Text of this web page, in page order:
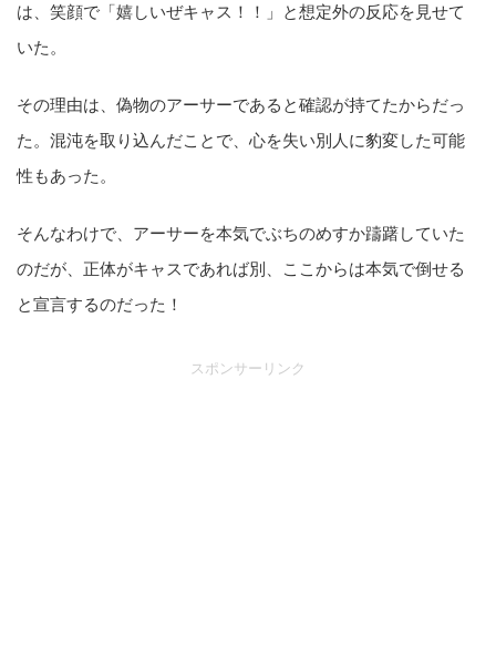
は、笑顔で「嬉しいぜキャス！！」と想定外の反応を見せて
いた。
その理由は、偽物のアーサーであると確認が持てたからだっ
た。混沌を取り込んだことで、心を失い別人に豹変した可能
性もあった。
そんなわけで、アーサーを本気でぶちのめすか躊躇していた
のだが、正体がキャスであれば別、ここからは本気で倒せる
と宣言するのだった！
スポンサーリンク